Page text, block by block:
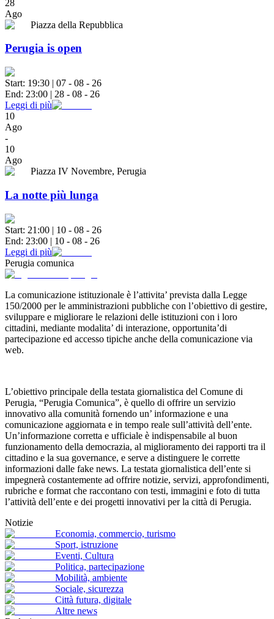
28
Ago
Piazza della Repubblica
Perugia is open
Start: 19:30 | 07 - 08 - 26
End: 23:00 | 28 - 08 - 26
Leggi di più
10
Ago
-
10
Ago
Piazza IV Novembre, Perugia
La notte più lunga
Start: 21:00 | 10 - 08 - 26
End: 23:00 | 10 - 08 - 26
Leggi di più
Perugia comunica
La comunicazione istituzionale è l’attivita’ prevista dalla Legge
150/2000 per le amministrazioni pubbliche con l’obiettivo di gestire,
sviluppare e migliorare le relazioni delle istituzioni con i loro
cittadini, mediante modalita’ di interazione, opportunita’di
partecipazione ed accesso tipiche anche della comunicazione via
web.
L’obiettivo principale della testata giornalistica del Comune di
Perugia, “Perugia Comunica”, è quello di offrire un servizio
innovativo alla comunità fornendo un’ informazione e una
comunicazione aggiornata e in tempo reale sull’attività dell’ente.
Un’informazione corretta e ufficiale è indispensabile al buon
funzionamento della democrazia, al miglioramento dei rapporti tra il
cittadino e la sua governance, e serve a distinguere le corrette
informazioni dalle fake news. La testata giornalistica dell’ente si
impegnerà costantemente ad offrire notizie, servizi, approfondimenti,
rubriche e format che raccontano con testi, immagini e foto di tutta
l’attività dell’ente e dei progetti innovativi per la città di Perugia.
Notizie
Economia, commercio, turismo
Sport, istruzione
Eventi, Cultura
Politica, partecipazione
Mobilità, ambiente
Sociale, sicurezza
Città futura, digitale
Altre news